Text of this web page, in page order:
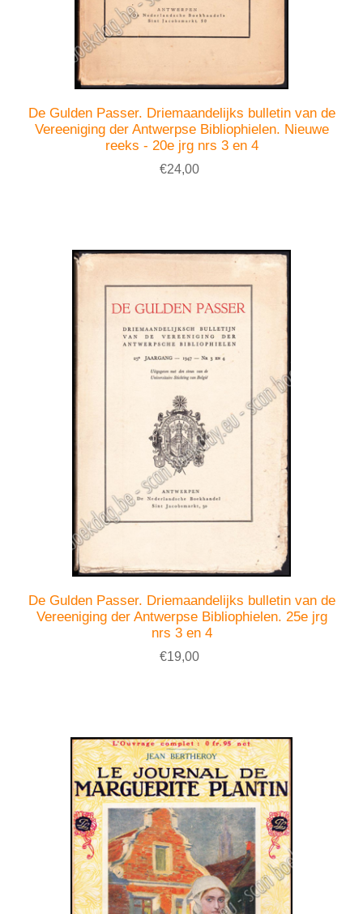
De Gulden Passer. Driemaandelijks bulletin van de
Vereeniging der Antwerpse Bibliophielen. Nieuwe
reeks - 20e jrg nrs 3 en 4
€24,00
De Gulden Passer. Driemaandelijks bulletin van de
Vereeniging der Antwerpse Bibliophielen. 25e jrg
nrs 3 en 4
€19,00